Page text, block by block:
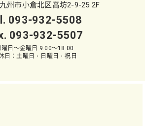
州市小倉北区高坊2-9-25 2F
093-932-5508
093-932-5507
曜日～金曜日 9:00～18:00
日：土曜日・日曜日・祝日